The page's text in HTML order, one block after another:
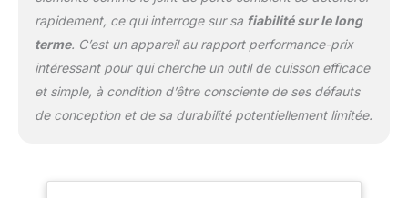
rapidement, ce qui interroge sur sa fiabilité sur le long
terme. C’est un appareil au rapport performance-prix
intéressant pour qui cherche un outil de cuisson efficace
et simple, à condition d’être consciente de ses défauts
de conception et de sa durabilité potentiellement limitée.